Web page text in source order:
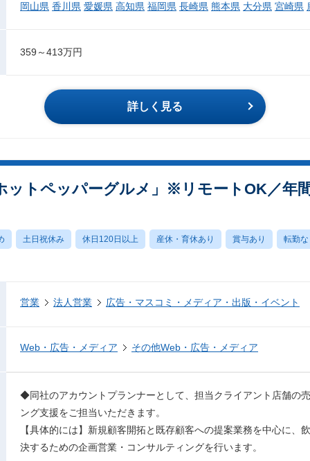
岡山県 香川県 愛媛県 高知県 福岡県 長崎県 熊本県 大分県 宮崎県
359～413万円
詳しく見る
ットペッパーグルメ」※リモートOK／年
土日祝休み 休日120日以上 産休・育休あり 賞与あり 転勤
営業 法人営業 広告・マスコミ・メディア・出版・イベント
Web・広告・メディア その他Web・広告・メディア
◆同社のアカウントプランナーとして、担当クライアント店舗の
ング支援をご担当いただきます。
【具体的には】新規顧客開拓と既存顧客への提案業務を中心に、
決するための企画営業・コンサルティングを行います。